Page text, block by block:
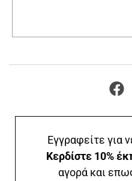
Εγγραφείτε για
Κερδίστε 10%
αγορά και